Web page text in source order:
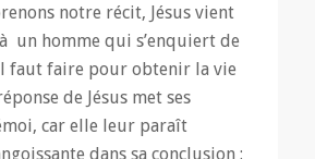
notre récit, Jésus vient
un homme qui s’enquiert de
faut faire pour obtenir la vie
de Jésus met ses
car elle leur paraît
dans sa conclusion :